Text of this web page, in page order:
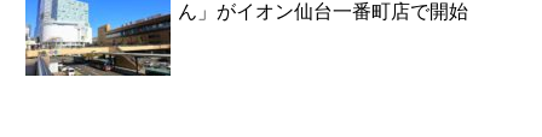
ん」がイオン仙台一番町店で開始